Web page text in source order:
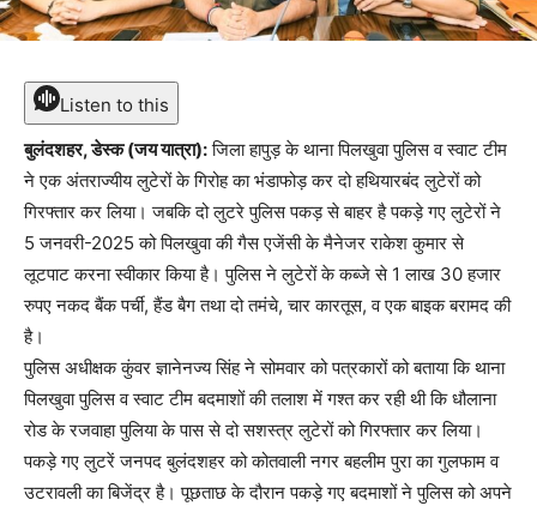
Listen to this
बुलंदशहर, डेस्क (जय यात्रा):जिला हापुड़ के थाना पिलखुवा पुलिस व स्वाट टीम
ने एक अंतराज्यीय लुटेरों के गिरोह का भंडाफोड़ कर दो हथियारबंद लुटेरों को
गिरफ्तार कर लिया। जबकि दो लुटरे पुलिस पकड़ से बाहर है पकड़े गए लुटेरों ने
5 जनवरी-2025 को पिलखुवा की गैस एजेंसी के मैनेजर राकेश कुमार से
लूटपाट करना स्वीकार किया है। पुलिस ने लुटेरों के कब्जे से 1 लाख 30 हजार
रुपए नकद बैंक पर्ची, हैंड बैग तथा दो तमंचे, चार कारतूस, व एक बाइक बरामद की
है।
पुलिस अधीक्षक कुंवर ज्ञानेनज्य सिंह ने सोमवार को पत्रकारों को बताया कि थाना
पिलखुवा पुलिस व स्वाट टीम बदमाशों की तलाश में गश्त कर रही थी कि धौलाना
रोड के रजवाहा पुलिया के पास से दो सशस्त्र लुटेरों को गिरफ्तार कर लिया।
पकड़े गए लुटरें जनपद बुलंदशहर को कोतवाली नगर बहलीम पुरा का गुलफाम व
उटरावली का बिजेंद्र है। पूछताछ के दौरान पकड़े गए बदमाशों ने पुलिस को अपने